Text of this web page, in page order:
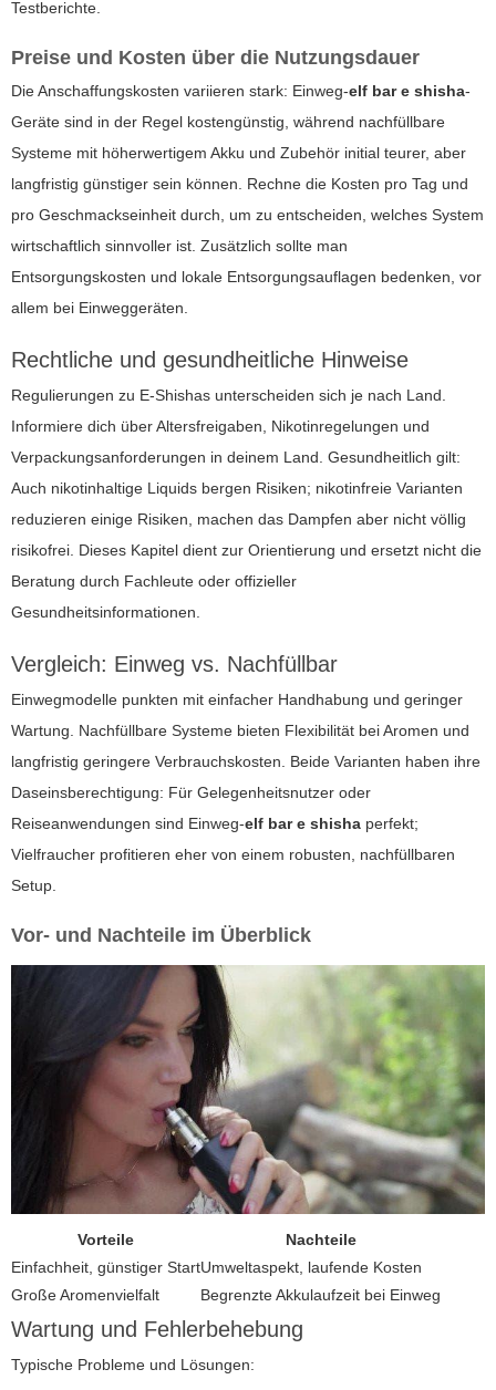
Testberichte.
Preise und Kosten über die Nutzungsdauer
Die Anschaffungskosten variieren stark: Einweg-elf bar e shisha-
Geräte sind in der Regel kostengünstig, während nachfüllbare
Systeme mit höherwertigem Akku und Zubehör initial teurer, aber
langfristig günstiger sein können. Rechne die Kosten pro Tag und
pro Geschmackseinheit durch, um zu entscheiden, welches System
wirtschaftlich sinnvoller ist. Zusätzlich sollte man
Entsorgungskosten und lokale Entsorgungsauflagen bedenken, vor
allem bei Einweggeräten.
Rechtliche und gesundheitliche Hinweise
Regulierungen zu E-Shishas unterscheiden sich je nach Land.
Informiere dich über Altersfreigaben, Nikotinregelungen und
Verpackungsanforderungen in deinem Land. Gesundheitlich gilt:
Auch nikotinhaltige Liquids bergen Risiken; nikotinfreie Varianten
reduzieren einige Risiken, machen das Dampfen aber nicht völlig
risikofrei. Dieses Kapitel dient zur Orientierung und ersetzt nicht die
Beratung durch Fachleute oder offizieller
Gesundheitsinformationen.
Vergleich: Einweg vs. Nachfüllbar
Einwegmodelle punkten mit einfacher Handhabung und geringer
Wartung. Nachfüllbare Systeme bieten Flexibilität bei Aromen und
langfristig geringere Verbrauchskosten. Beide Varianten haben ihre
Daseinsberechtigung: Für Gelegenheitsnutzer oder
Reiseanwendungen sind Einweg-elf bar e shisha perfekt;
Vielfraucher profitieren eher von einem robusten, nachfüllbaren
Setup.
Vor- und Nachteile im Überblick
Vorteile
Nachteile
Einfachheit, günstiger StartUmweltaspekt, laufende Kosten
Große Aromenvielfalt
Begrenzte Akkulaufzeit bei Einweg
Wartung und Fehlerbehebung
Typische Probleme und Lösungen: